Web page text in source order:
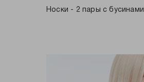
Носки - 2 пары с бусинами